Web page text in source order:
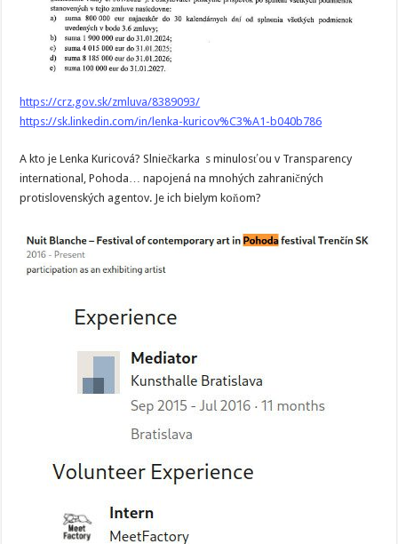
https://crz.gov.sk/zmluva/8389093/
https://sk.linkedin.com/in/lenka-kuricov%C3%A1-b040b786
A kto je Lenka Kuricová? Slniečkarka s minulosťou v Transparency
international, Pohoda… napojená na mnohých zahraničných
protislovenských agentov. Je ich bielym koňom?